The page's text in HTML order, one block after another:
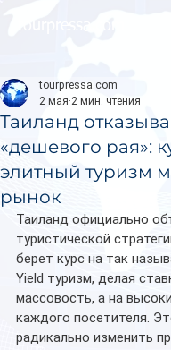
Таиланд
«дешевого рая»:
элитный туризм
рынок
tourpressa.com
2 мая 2 мин. чтения
Таиланд официально
туристической
берет курс на так
Yield туризм, делая
массовость, а на
каждого посетителя.
радикально изменить